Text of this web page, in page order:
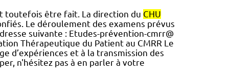
toutefois être fait. La direction du CHU
Le déroulement des examens prévus
suivante : Etudes-prévention-cmrr@
Thérapeutique du Patient au CMRR Le
d’expériences et à la transmission des
n'hésitez pas à en parler à votre